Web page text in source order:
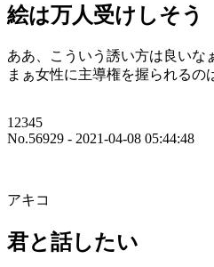
絵は万人受けしそう
ああ、こういう誘い方は良いな
まぁ女性に主導権を握られる
12345
No.56929 - 2021-04-08 05:44:48
アキコ
君と話したい